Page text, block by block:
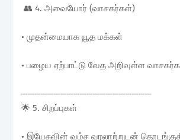
👥 4. அவையோர் (வாசகர்கள்)
• முதன்மையாக யூத மக்கள்
• பழைய ஏற்பாட்டு வேத அறிவுள்ள
────────────────────
🌟 5. சிறப்புகள்
• இயேசுவின் வம்ச வரலாற்றுடன்